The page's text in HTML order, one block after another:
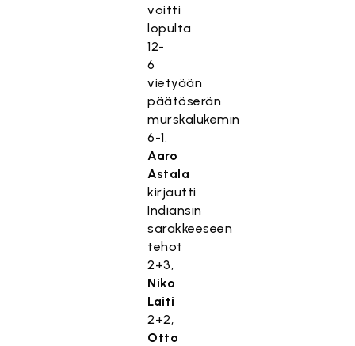
voitti
lopulta
12-
6
vietyään
päätöserän
murskalukemin
6-1.
Aaro
Astala
kirjautti
Indiansin
sarakkeeseen
tehot
2+3,
Niko
Laiti
2+2,
Otto